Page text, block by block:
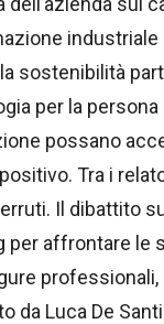
industriale
sostenibilità
per la
possano
Tra i
Il dibattito
per affrontare le
da Luca De